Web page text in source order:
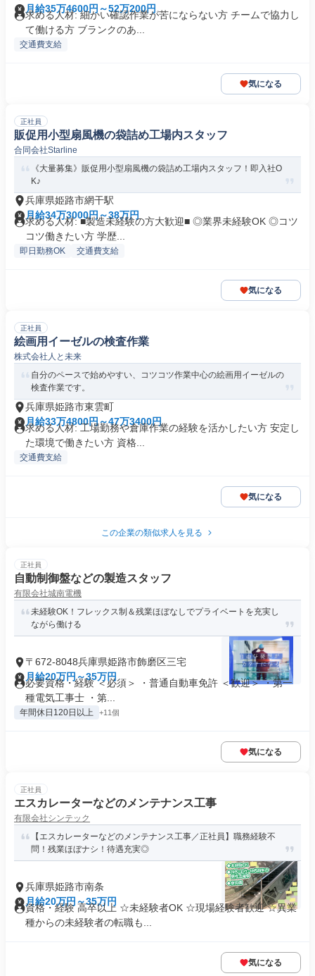
月給35万4600円～52万200円
求める人材: 細かい確認作業が苦にならない方 チームで協力し
て働ける方 ブランクのあ...
交通費支給
気になる
正社員
販促用小型扇風機の袋詰め工場内スタッフ
合同会社Starline
《大量募集》販促用小型扇風機の袋詰め工場内スタッフ！即入社O
K♪
兵庫県姫路市網干駅
月給34万3000円～38万円
求める人材: ■製造未経験の方大歓迎■ ◎業界未経験OK ◎コツ
コツ働きたい方 学歴...
即日勤務OK 交通費支給
気になる
正社員
絵画用イーゼルの検査作業
株式会社人と未来
自分のペースで始めやすい、コツコツ作業中心の絵画用イーゼルの
検査作業です。
兵庫県姫路市東雲町
月給33万4800円～47万3400円
求める人材: 工場勤務や倉庫作業の経験を活かしたい方 安定し
た環境で働きたい方 資格...
交通費支給
気になる
この企業の類似求人を見る
正社員
自動制御盤などの製造スタッフ
有限会社城南電機
未経験OK！フレックス制＆残業ほぼなしでプライベートを充実し
ながら働ける
〒672-8048兵庫県姫路市飾磨区三宅
月給20万円～35万円
必要資格・経験 ＜必須＞ ・普通自動車免許 ＜歓迎＞ ・第一
種電気工事士 ・第...
年間休日120日以上 +11個
気になる
正社員
エスカレーターなどのメンテナンス工事
有限会社シンテック
【エスカレーターなどのメンテナンス工事／正社員】職務経験不
問！残業ほぼナシ！待遇充実◎
兵庫県姫路市南条
月給20万円～35万円
資格・経験 高卒以上 ☆未経験者OK ☆現場経験者歓迎 ☆異業
種からの未経験者の転職も...
気になる